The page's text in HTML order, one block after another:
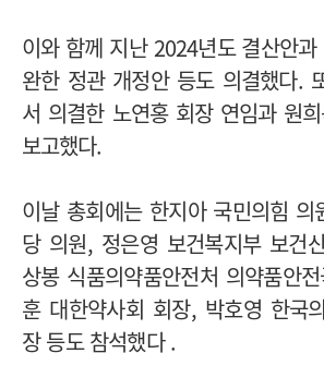
이와 함께 지난 2024년도 결산안
완한 정관 개정안 등도 의결했다.
서 의결한 노연홍 회장 연임과 원
보고했다.
이날 총회에는 한지아 국민의힘 의
당 의원, 정은영 보건복지부 보건
상봉 식품의약품안전처 의약품안
훈 대한약사회 회장, 박호영 한국
장 등도 참석했다 .